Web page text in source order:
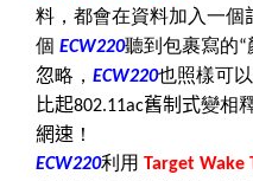
料，都會在資料加入一個
個 ECW220聽到包裹寫的“
忽略， ECW220也照樣可
比起802.11ac舊制式變相
網速 ！
ECW220利用 Target Wake